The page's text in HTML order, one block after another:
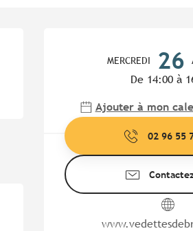
MERCREDI 26
De 14:00 à
Ajouter à mon
02 96 55